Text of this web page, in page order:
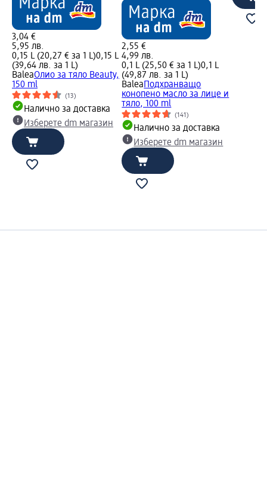
3,04 €
5,95 лв.
0,15 L (20,27 € за 1 L)0,15 L
(39,64 лв. за 1 L)
BaleaОлио за тяло Beauty,
150 ml
(13)
Налично за доставка
Изберете dm магазин
2,55 €
4,99 лв.
0,1 L (25,50 € за 1 L)0,1 L
(49,87 лв. за 1 L)
BaleaПодхранващо
конопено масло за лице и
тяло, 100 ml
(141)
Налично за доставка
Изберете dm магазин